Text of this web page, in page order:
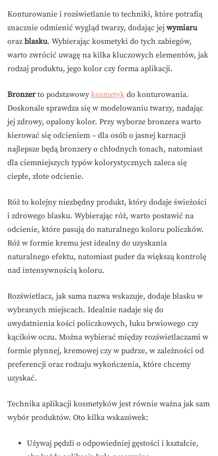
Konturowanie i rozświetlanie to techniki, które potrafią
znacznie odmienić wygląd twarzy, dodając jej wymiaru
oraz blasku. Wybierając kosmetyki do tych zabiegów,
warto zwrócić uwagę na kilka kluczowych elementów, jak
rodzaj produktu, jego kolor czy forma aplikacji.
Bronzerto podstawowy kosmetyk do konturowania.
Doskonale sprawdza się w modelowaniu twarzy, nadając
jej zdrowy, opalony kolor. Przy wyborze bronzera warto
kierować się odcieniem – dla osób o jasnej karnacji
najlepsze będą bronzery o chłodnych tonach, natomiast
dla ciemniejszych typów kolorystycznych zaleca się
ciepłe, złote odcienie.
Róż to kolejny niezbędny produkt, który dodaje świeżości
i zdrowego blasku. Wybierając róż, warto postawić na
odcienie, które pasują do naturalnego koloru policzków.
Róż w formie kremu jest idealny do uzyskania
naturalnego efektu, natomiast puder da większą kontrolę
nad intensywnością koloru.
Rozświetlacz, jak sama nazwa wskazuje, dodaje blasku w
wybranych miejscach. Idealnie nadaje się do
uwydatnienia kości policzkowych, łuku brwiowego czy
kącików oczu. Można wybierać między rozświetlaczami w
formie płynnej, kremowej czy w pudrze, w zależności od
preferencji oraz rodzaju wykończenia, które chcemy
uzyskać.
Technika aplikacji kosmetyków jest równie ważna jak sam
wybór produktów. Oto kilka wskazówek:
Używaj pędzli o odpowiedniej gęstości i kształcie,